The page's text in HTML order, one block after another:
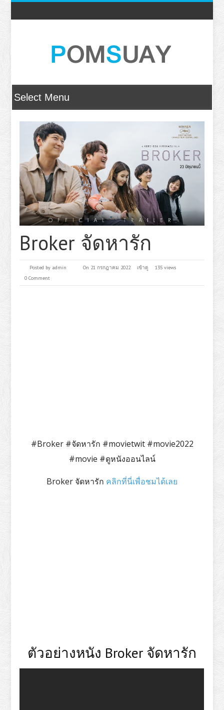
Broker จัดหารัก
Posted by admin On 21 กรกฎาคม 2022 เข้าดู
135 views
0 Comment
#Broker #จัดหารัก #movietwit #movie2022
#movie #ดูหนังออนไลน์
Broker จัดหารัก คลิกที่นี่เพื่อชมได้เลย
ตัวอย่างหนัง Broker จัดหารัก